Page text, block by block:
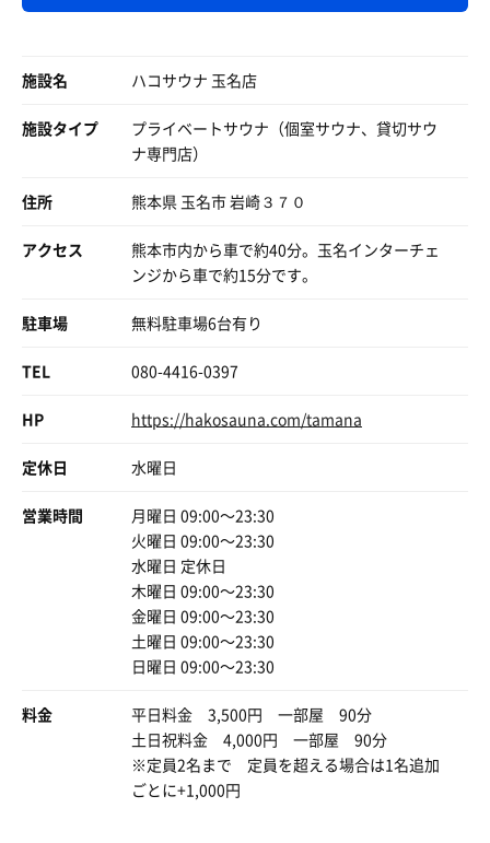
赤ラーメン
中々に辛いラーメンでしたでも 旨みたっぷりで激うま
施設名 ハコサウナ 玉名店
施設タイプ
プライベートサウナ（個室サウナ、貸切サウ
ナ専門店）
住所 熊本県 玉名市 岩崎３７０
アクセス
熊本市内から車で約40分。玉名インターチェ
ンジから車で約15分です。
駐車場 無料駐車場6台有り
TEL 080-4416-0397
HP https://hakosauna.com/tamana
定休日 水曜日
営業時間
月曜日 09:00〜23:30
火曜日 09:00〜23:30
水曜日 定休日
木曜日 09:00〜23:30
金曜日 09:00〜23:30
土曜日 09:00〜23:30
日曜日 09:00〜23:30
料金
平日料金 3,500円 一部屋 90分
土日祝料金 4,000円 一部屋 90分
※定員2名まで 定員を超える場合は1名追加
ごとに+1,000円